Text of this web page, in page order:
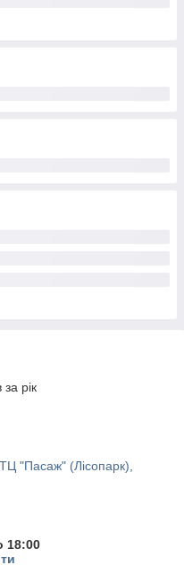
рік
"Пасаж" (Лісопарк),
18:00